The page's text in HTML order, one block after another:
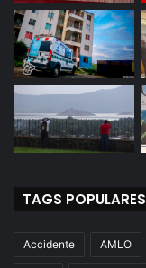
TAGS POPULARES
Accidente AMLO